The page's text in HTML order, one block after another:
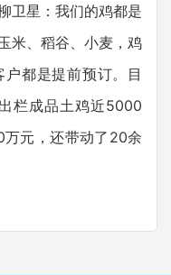
星：我们的鸡都是
米、稻谷、小麦，鸡
都是提前预订。目
栏成品土鸡近5000
万元，还带动了20余